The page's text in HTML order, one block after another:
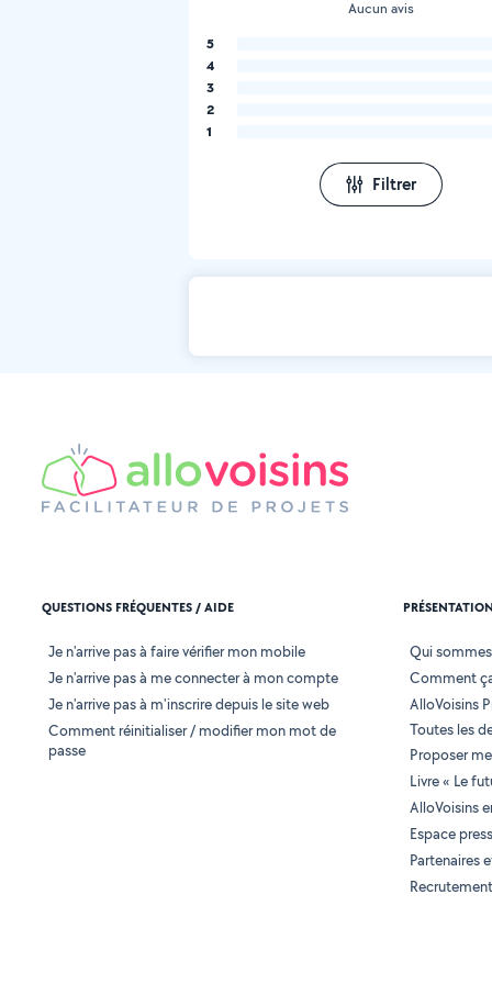
Aucun avis
5
4
3
2
1
Filtrer
QUESTIONS FRÉQUENTES / AIDE
Je n'arrive pas à faire vérifier mon mobile
Je n'arrive pas à me connecter à mon compte
Je n'arrive pas à m'inscrire depuis le site web
Comment réinitialiser / modifier mon mot de
passe
Qui
Comment
AlloVoisins
Toutes les
Proposer
Livre « Le
AlloVoisins
Espace
Partenaires
Recrutement